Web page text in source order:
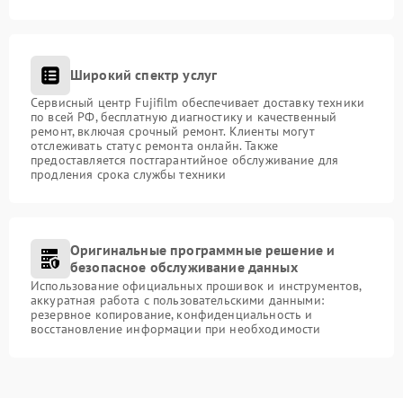
Широкий спектр услуг
Сервисный центр Fujifilm обеспечивает доставку техники
по всей РФ, бесплатную диагностику и качественный
ремонт, включая срочный ремонт. Клиенты могут
отслеживать статус ремонта онлайн. Также
предоставляется постгарантийное обслуживание для
продления срока службы техники
Оригинальные программные решение и
безопасное обслуживание данных
Использование официальных прошивок и инструментов,
аккуратная работа с пользовательскими данными:
резервное копирование, конфиденциальность и
восстановление информации при необходимости